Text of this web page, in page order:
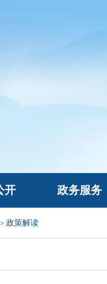
开 政务服务
> 政策解读